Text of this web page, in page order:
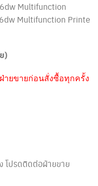
Multifunction
Multifunction Printe
)
ายขายก่อนสั่งซื้อทุกครั้ง
โปรดติดต่อฝ่ายขาย
จ็ท สีดำ (Original) ชิ้น